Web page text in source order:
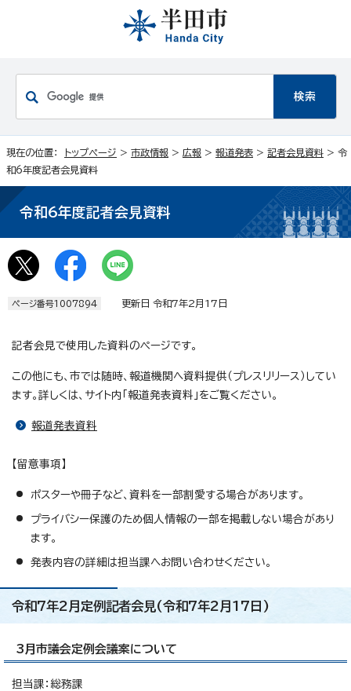
現在の位置： トップページ > 市政情報 > 広報 > 報道発表 > 記者会見資料 > 令
和6年度記者会見資料
令和6年度記者会見資料
ページ番号1007894 更新日 令和7年2月17日
記者会見で使用した資料のページです。
この他にも、市では随時、報道機関へ資料提供（プレスリリース）してい
ます。詳しくは、サイト内「報道発表資料」をご覧ください。
報道発表資料
【留意事項】
ポスターや冊子など、資料を一部割愛する場合があります。
プライバシー保護のため個人情報の一部を掲載しない場合があり
ます。
発表内容の詳細は担当課へお問い合わせください。
令和7年2月定例記者会見(令和7年2月17日)
3月市議会定例会議案について
担当課：総務課